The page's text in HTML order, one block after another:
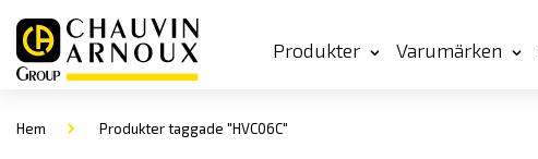
Produkter Varumärken
Hem Produkter taggade "HVC06C"